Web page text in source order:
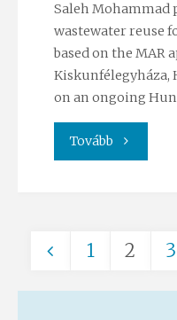
resource
–
Erőss
Saleh Mohammad
wastewater reuse
based on the MAR
Kiskunfélegyháza,
on an ongoing
Tovább "From
to
Water
Posts
1 2 3